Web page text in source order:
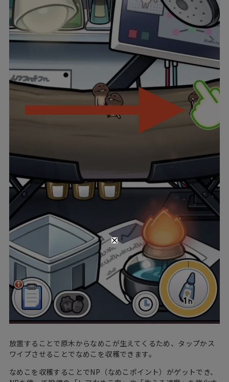
放置することで原木からなめこが生えてくるため、タップかス
ワイプさせることでなめこを収穫できます。
なめこを収穫することでNP（なめこポイント）がゲットでき、